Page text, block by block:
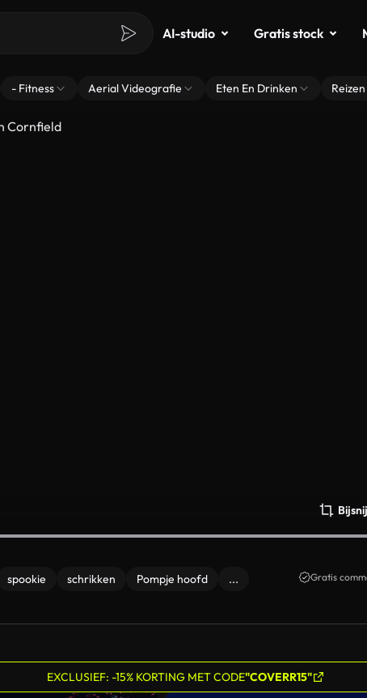
AI-studio Gratis stock
- Fitness Aerial Videografie Eten En Drinken Reizen
Cornfield
spookie schrikken Pompje hoofd ... Gratis
EXCLUSIEF: -15% KORTING MET CODE"COVERR15"